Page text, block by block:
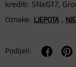
krediti: SNeG17,
Oznake: LJEPOTA,
Podijeli: